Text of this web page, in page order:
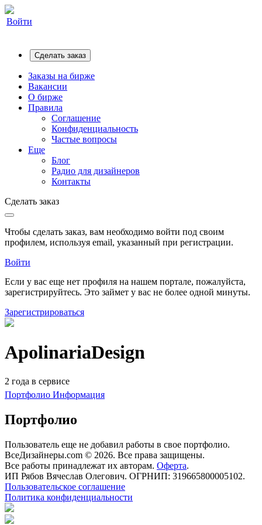
Войти
Сделать заказ
Заказы на бирже
Вакансии
О бирже
Правила
Соглашение
Конфиденциальность
Частые вопросы
Еще
Блог
Радио для дизайнеров
Контакты
Сделать заказ
Чтобы сделать заказ, вам необходимо войти под своим
профилем, используя email, указанный при регистрации.
Войти
Если у вас еще нет профиля на нашем портале, пожалуйста,
зарегистрируйтесь. Это займет у вас не более одной минуты.
Зарегистрироваться
ApolinariaDesign
2 года в сервисе
Портфолио Информация
Портфолио
Пользователь еще не добавил работы в свое портфолио.
ВсеДизайнеры.com © 2026. Все права защищены.
Все работы принадлежат их авторам. Оферта.
ИП Рябов Вячеслав Олегович. ОГРНИП: 319665800005102.
Пользовательское соглашение
Политика конфиденциальности